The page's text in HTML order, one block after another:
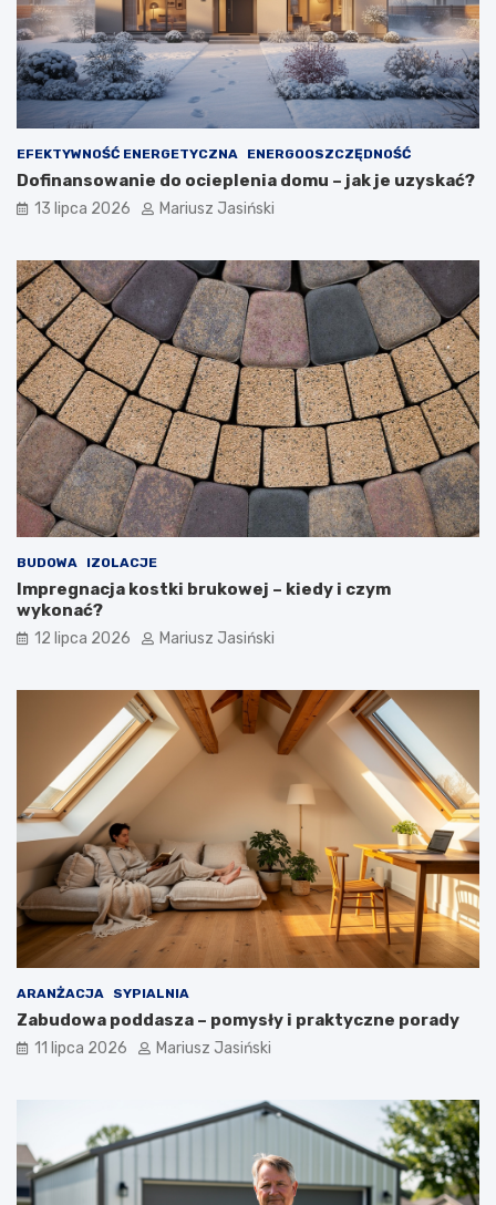
EFEKTYWNOŚĆ ENERGETYCZNA ENERGOOSZCZĘDNOŚĆ
Dofinansowanie do ocieplenia domu – jak je uzyskać?
13 lipca 2026 Mariusz Jasiński
BUDOWA IZOLACJE
Impregnacja kostki brukowej – kiedy i czym
wykonać?
12 lipca 2026 Mariusz Jasiński
ARANŻACJA SYPIALNIA
Zabudowa poddasza – pomysły i praktyczne porady
11 lipca 2026 Mariusz Jasiński